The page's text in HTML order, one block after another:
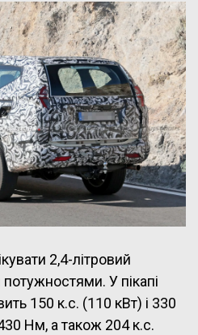
2,4-літровий
У пікапі
150 к.с. (110 кВт) і 330
Нм, а також 204 к.с.